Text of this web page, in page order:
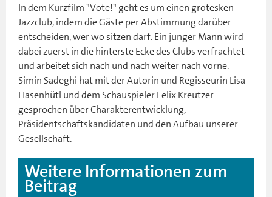
In dem Kurzfilm "Vote!" geht es um einen grotesken
Jazzclub, indem die Gäste per Abstimmung darüber
entscheiden, wer wo sitzen darf. Ein junger Mann wird
dabei zuerst in die hinterste Ecke des Clubs verfrachtet
und arbeitet sich nach und nach weiter nach vorne.
Simin Sadeghi hat mit der Autorin und Regisseurin Lisa
Hasenhütl und dem Schauspieler Felix Kreutzer
gesprochen über Charakterentwicklung,
Präsidentschaftskandidaten und den Aufbau unserer
Gesellschaft.
Weitere Informationen zum
Beitrag